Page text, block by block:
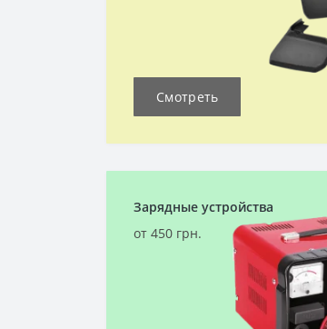
Смотреть
Зарядные устройства
от 450 грн.